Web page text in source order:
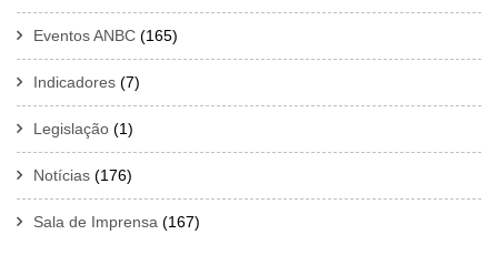
Eventos ANBC (165)
Indicadores (7)
Legislação (1)
Notícias (176)
Sala de Imprensa (167)